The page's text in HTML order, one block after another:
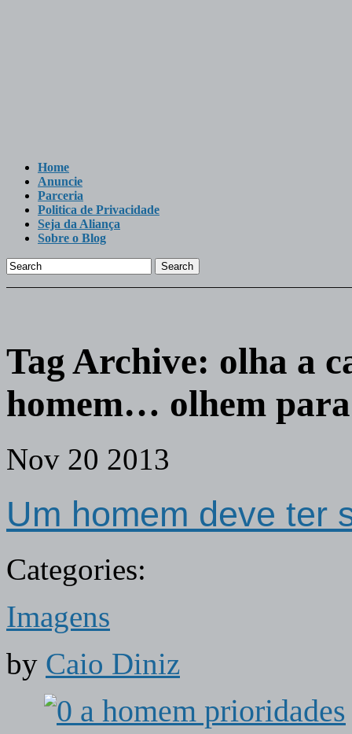
Home
Anuncie
Parceria
Politica de Privacidade
Seja da Aliança
Sobre o Blog
Search
Tag Archive: olha a
homem… olhem
Nov 20 2013
Um homem deve ter
Categories:
Imagens
by Caio Diniz